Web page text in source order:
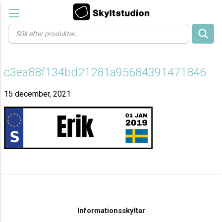
Products
search
c3ea88f134bd21281a95684391471846
15 december, 2021
Informationsskyltar